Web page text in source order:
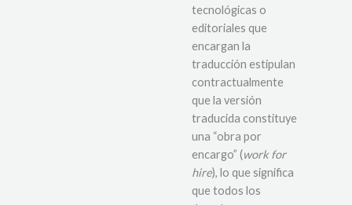
tecnológicas o
editoriales que
encargan la
traducción estipulan
contractualmente
que la versión
traducida constituye
una “obra por
encargo” (work for
hire), lo que significa
que todos los